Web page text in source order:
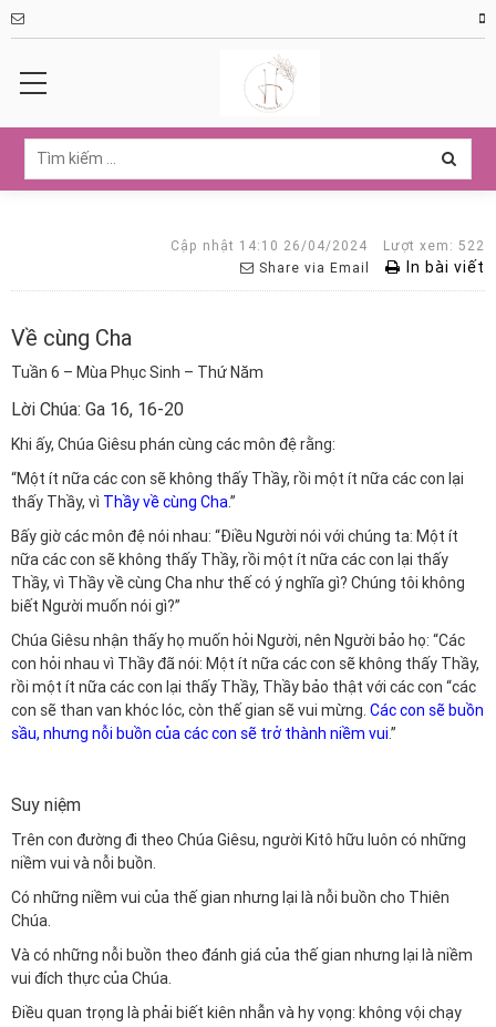
Cập nhật 14:10 26/04/2024
Lượt xem: 522
Share via Email
In bài viết
Về cùng Cha
Tuần 6 – Mùa Phục Sinh – Thứ Năm
Lời Chúa: Ga 16, 16-20
Khi ấy, Chúa Giêsu phán cùng các môn đệ rằng:
“Một ít nữa các con sẽ không thấy Thầy, rồi một ít nữa các con lại
thấy Thầy, vì Thầy về cùng Cha.”
Bấy giờ các môn đệ nói nhau: “Điều Người nói với chúng ta: Một ít
nữa các con sẽ không thấy Thầy, rồi một ít nữa các con lại thấy
Thầy, vì Thầy về cùng Cha như thế có ý nghĩa gì? Chúng tôi không
biết Người muốn nói gì?”
Chúa Giêsu nhận thấy họ muốn hỏi Người, nên Người bảo họ: “Các
con hỏi nhau vì Thầy đã nói: Một ít nữa các con sẽ không thấy Thầy,
rồi một ít nữa các con lại thấy Thầy, Thầy bảo thật với các con “các
con sẽ than van khóc lóc, còn thế gian sẽ vui mừng. Các con sẽ buồn
sầu, nhưng nỗi buồn của các con sẽ trở thành niềm vui.”
Suy niệm
Trên con đường đi theo Chúa Giêsu, người Kitô hữu luôn có những
niềm vui và nỗi buồn.
Có những niềm vui của thế gian nhưng lại là nỗi buồn cho Thiên
Chúa.
Và có những nỗi buồn theo đánh giá của thế gian nhưng lại là niềm
vui đích thực của Chúa.
Điều quan trọng là phải biết kiên nhẫn và hy vọng: không vội chạy